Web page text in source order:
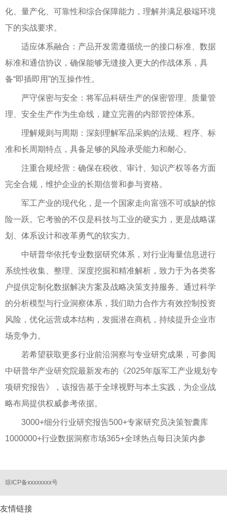
化、量产化、可靠性和综合保障能力，理解并满足极端环境
下的实战要求。
适应体系融合：产品开发需遵循统一的接口标准、数据
标准和通信协议，确保能够无缝接入更大的作战体系，具
备“即插即用”的互操作性。
严守保密与安全：将军品科研生产的保密管理、质量管
理、安全生产作为生命线，建立完善的内部管控体系。
理解规则与周期：深刻理解军品采购的法规、程序、标
准和长周期特点，具备足够的风险承受能力和耐心。
注重合规经营：确保在税收、审计、知识产权等各方面
完全合规，维护企业的长期信誉和参与资格。
军工产业的现代化，是一个国家走向富强不可或缺的惊
险一跃。它考验的不仅是科技与工业的硬实力，更是战略谋
划、体系设计和改革勇气的软实力。
中研普华依托专业数据研究体系，对行业海量信息进行
系统性收集、整理、深度挖掘和精准解析，致力于为各类客
户提供定制化数据解决方案及战略决策支持服务。通过科学
的分析模型与行业洞察体系，我们助力合作方有效控制投资
风险，优化运营成本结构，发掘潜在商机，持续提升企业市
场竞争力。
若希望获取更多行业前沿洞察与专业研究成果，可参阅
中研普华产业研究院最新发布的《2025年版军工产业规划专
项研究报告》，该报告基于全球视野与本土实践，为企业战
略布局提供权威参考依据。
3000+细分行业研究报告500+专家研究员决策智囊库
1000000+行业数据洞察市场365+全球热点每日决策内参
琼ICP备xxxxxxxx号
友情链接